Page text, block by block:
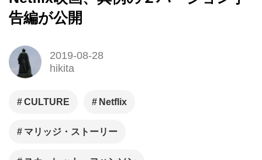
告編が公開
2019-08-28
hikita
CULTURE Netflix
マリッジ・ストーリー